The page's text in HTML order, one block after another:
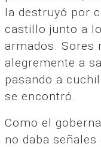
la destruyó por
castillo junto a
armados. Sores
alegremente a
pasando a
se encontró.
Como el
no daba